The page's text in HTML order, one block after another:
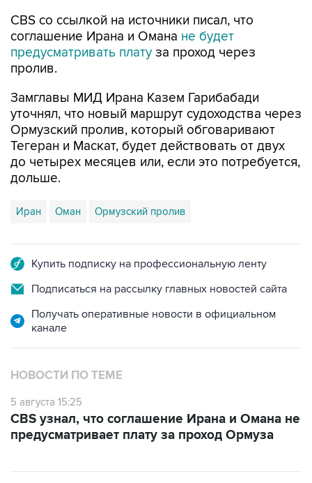
CBS со ссылкой на источники писал, что
соглашение Ирана и Омана не будет
предусматривать плату за проход через
пролив.
Замглавы МИД Ирана Казем Гарибабади
уточнял, что новый маршрут судоходства через
Ормузский пролив, который обговаривают
Тегеран и Маскат, будет действовать от двух
до четырех месяцев или, если это потребуется,
дольше.
Иран Оман Ормузский пролив
Купить подписку на профессиональную ленту
Подписаться на рассылку главных новостей сайта
Получать оперативные новости в официальном
канале
НОВОСТИ ПО ТЕМЕ
5 августа 15:25
CBS узнал, что соглашение Ирана и Омана не
предусматривает плату за проход Ормуза